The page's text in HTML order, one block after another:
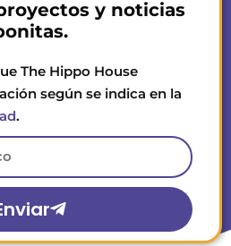
y noticias
The Hippo House
según se indica en la
.